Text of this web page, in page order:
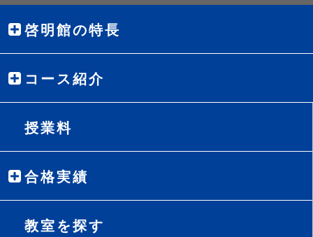
啓明館の特長
コース紹介
授業料
合格実績
教室を探す